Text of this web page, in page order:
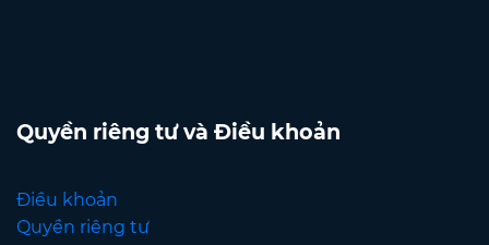
Quyền riêng tư và Điều khoản
Điều khoản
Quyền riêng tư